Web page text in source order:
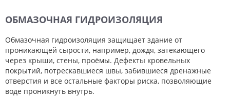
ОБМАЗОЧНАЯ ГИДРОИЗОЛЯЦИЯ
Обмазочная гидроизоляция защищает здание от
проникающей сырости, например, дождя, затекающего
через крыши, стены, проёмы. Дефекты кровельных
покрытий, потрескавшиеся швы, забившиеся дренажные
отверстия и все остальные факторы риска, позволяющие
воде проникнуть внутрь.